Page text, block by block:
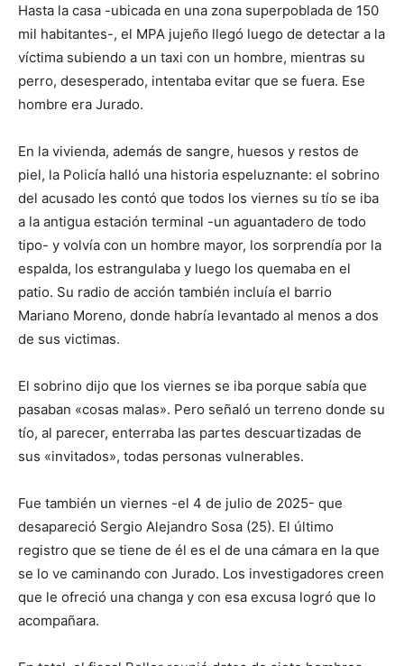
Hasta la casa -ubicada en una zona superpoblada de 150
mil habitantes-, el MPA jujeño llegó luego de detectar a la
víctima subiendo a un taxi con un hombre, mientras su
perro, desesperado, intentaba evitar que se fuera. Ese
hombre era Jurado.
En la vivienda, además de sangre, huesos y restos de
piel, la Policía halló una historia espeluznante: el sobrino
del acusado les contó que todos los viernes su tío se iba
a la antigua estación terminal -un aguantadero de todo
tipo- y volvía con un hombre mayor, los sorprendía por la
espalda, los estrangulaba y luego los quemaba en el
patio. Su radio de acción también incluía el barrio
Mariano Moreno, donde habría levantado al menos a dos
de sus victimas.
El sobrino dijo que los viernes se iba porque sabía que
pasaban «cosas malas». Pero señaló un terreno donde su
tío, al parecer, enterraba las partes descuartizadas de
sus «invitados», todas personas vulnerables.
Fue también un viernes -el 4 de julio de 2025- que
desapareció Sergio Alejandro Sosa (25). El último
registro que se tiene de él es el de una cámara en la que
se lo ve caminando con Jurado. Los investigadores creen
que le ofreció una changa y con esa excusa logró que lo
acompañara.